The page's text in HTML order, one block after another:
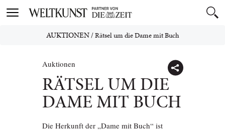
Toggle
AUKTIONEN/Rätsel um die Dame mit Buch
Auktionen
RÄTSEL UM DIE
DAME MIT BUCH
Die Herkunft der „Dame mit Buch“ ist